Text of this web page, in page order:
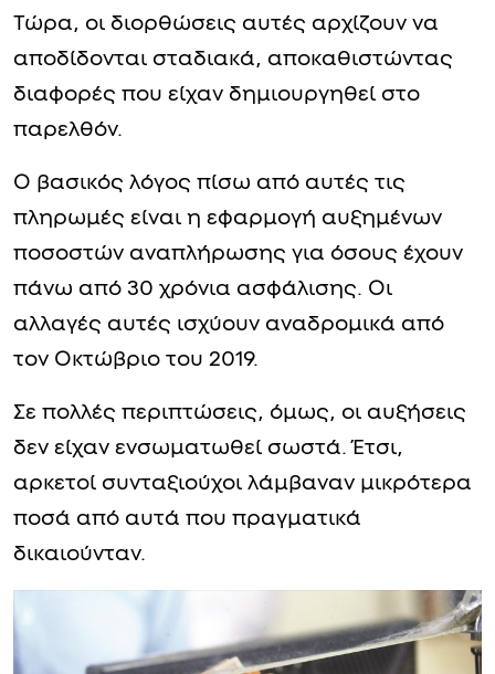
Τώρα, οι διορθώσεις αυτές αρχίζουν να
αποδίδονται σταδιακά, αποκαθιστώντας
διαφορές που είχαν δημιουργηθεί στο
παρελθόν.
Ο βασικός λόγος πίσω από αυτές τις
πληρωμές είναι η εφαρμογή αυξημένων
ποσοστών αναπλήρωσης για όσους έχουν
πάνω από 30 χρόνια ασφάλισης. Οι
αλλαγές αυτές ισχύουν αναδρομικά από
τον Οκτώβριο του 2019.
Σε πολλές περιπτώσεις, όμως, οι αυξήσεις
δεν είχαν ενσωματωθεί σωστά. Έτσι,
αρκετοί συνταξιούχοι λάμβαναν μικρότερα
ποσά από αυτά που πραγματικά
δικαιούνταν.